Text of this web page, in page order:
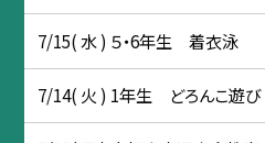
7/15( 水 ) ５・6年生 着衣泳
7/14( 火 ) 1年生 どろんこ遊び